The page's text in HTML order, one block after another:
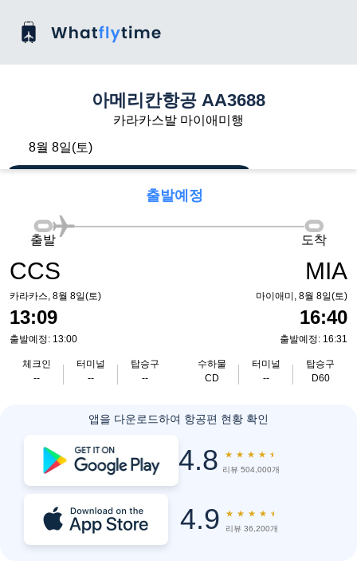
아메리칸항공 AA3688
카라카스발 마이애미행
8월 8일(토)
출발예정
CCS
카라카스, 8월 8일(토)
13:09
출발예정: 13:00
체크인
--
터미널
--
탑승구
--
출발 도착
MIA
마이애미, 8월 8일(토)
16:40
출발예정: 16:31
수하물
CD
터미널
--
탑승구
D60
앱을 다운로드하여 항공편 현황 확인
4.8 ★ ★ ★ ★ ★
리뷰 504,000개
4.9 ★ ★ ★ ★ ★
리뷰 36,200개